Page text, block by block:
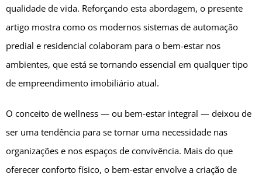
qualidade de vida. Reforçando esta abordagem, o presente
artigo mostra como os modernos sistemas de automação
predial e residencial colaboram para o bem-estar nos
ambientes, que está se tornando essencial em qualquer tipo
de empreendimento imobiliário atual.
O conceito de wellness — ou bem-estar integral — deixou de
ser uma tendência para se tornar uma necessidade nas
organizações e nos espaços de convivência. Mais do que
oferecer conforto físico, o bem-estar envolve a criação de